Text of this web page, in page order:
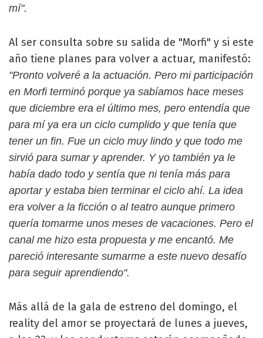
mí".
Al ser consulta sobre su salida de "Morfi" y si este
año tiene planes para volver a actuar, manifestó:
"Pronto volveré a la actuación. Pero mi participación
en Morfi terminó porque ya sabíamos hace meses
que diciembre era el último mes, pero entendía que
para mí ya era un ciclo cumplido y que tenía que
tener un fin. Fue un ciclo muy lindo y que todo me
sirvió para sumar y aprender. Y yo también ya le
había dado todo y sentía que ni tenía más para
aportar y estaba bien terminar el ciclo ahí. La idea
era volver a la ficción o al teatro aunque primero
quería tomarme unos meses de vacaciones. Pero el
canal me hizo esta propuesta y me encantó. Me
pareció interesante sumarme a este nuevo desafío
para seguir aprendiendo".
Más allá de la gala de estreno del domingo, el
reality del amor se proyectará de lunes a jueves,